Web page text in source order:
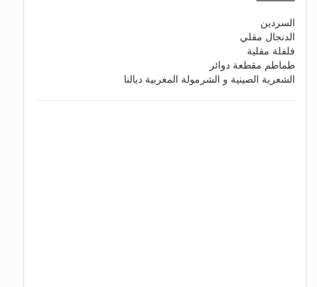
السردين
الدنجال مقلي
فلفلة مقلية
طماطم مقطعة دوائر
الشعرية الصينية و الشرمولة المغربية ديالنا